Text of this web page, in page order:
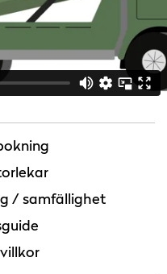
/ samfällighet